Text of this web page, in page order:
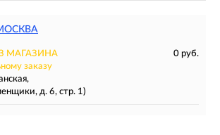
МАГАЗИНА
0 руб.
заказу
д. 6, стр. 1)